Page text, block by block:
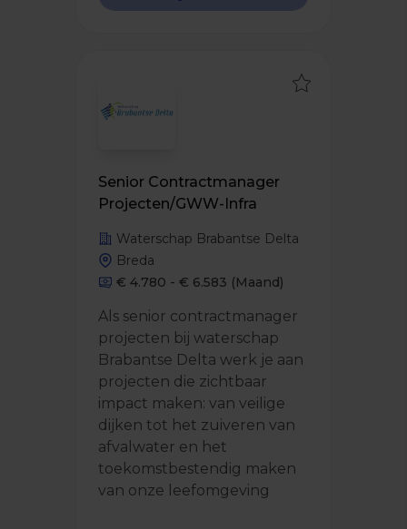
Senior Contractmanager
Projecten/GWW-Infra
Waterschap Brabantse Delta
Breda
€ 4.780 - € 6.583 (Maand)
Als senior contractmanager
projecten bij waterschap
Brabantse Delta werk je aan
projecten die zichtbaar
impact maken: van veilige
dijken tot het zuiveren van
afvalwater en het
toekomstbestendig maken
van onze leefomgeving